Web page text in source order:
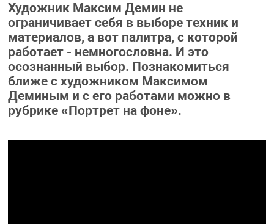
Художник Максим Демин не
ограничивает себя в выборе техник и
материалов, а вот палитра, с которой
работает - немногословна. И это
осознанный выбор. Познакомиться
ближе с художником Максимом
Деминым и с его работами можно в
рубрике «Портрет на фоне».